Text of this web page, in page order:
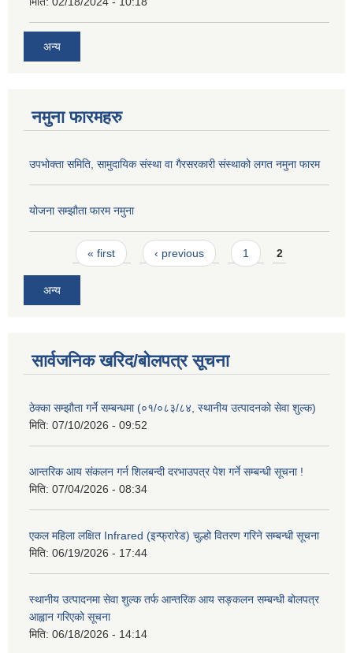
अन्य
नमुना फारमहरु
उपभोक्ता समिति, सामुदायिक संस्था वा गैरसरकारी संस्थाको लगत नमुना फारम
योजना सम्झौता फारम नमुना
Pages« first ‹ previous 1 2
अन्य
सार्वजनिक खरिद/बोलपत्र सूचना
ठेक्का सम्झौता गर्ने सम्बन्धमा (०१/०८३/८४, स्थानीय उत्पादनको सेवा शुल्क)
मिति: 07/10/2026 - 09:52
आन्तरिक आय संकलन गर्न शिलबन्दी दरभाउपत्र पेश गर्ने सम्बन्धी सूचना !
मिति: 07/04/2026 - 08:34
एकल महिला लक्षित Infrared (इन्फ्रारेड) चुल्हो वितरण गरिने सम्बन्धी सूचना
मिति: 06/19/2026 - 17:44
स्थानीय उत्पादनमा सेवा शुल्क तर्फ आन्तरिक आय सङ्कलन सम्बन्धी बोलपत्र
आह्वान गरिएको सूचना
मिति: 06/18/2026 - 14:14